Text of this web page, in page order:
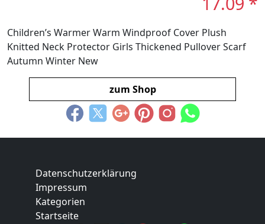
Children’s Warmer Warm Windproof Cover Plush
Knitted Neck Protector Girls Thickened Pullover Scarf
Autumn Winter New
zum Shop
Datenschutzerklärung
Impressum
Kategorien
Startseite